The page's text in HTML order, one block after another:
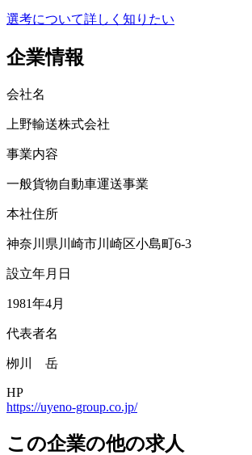
選考について詳しく知りたい
企業情報
会社名
上野輸送株式会社
事業内容
一般貨物自動車運送事業
本社住所
神奈川県川崎市川崎区小島町6-3
設立年月日
1981年4月
代表者名
栁川 岳
HP
https://uyeno-group.co.jp/
この企業の他の求人